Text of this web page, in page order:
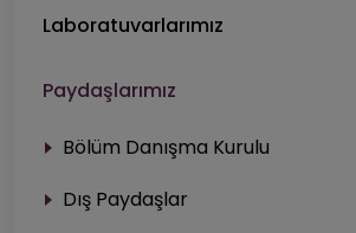
Laboratuvarlarımız
Paydaşlarımız
Bölüm Danışma Kurulu
Dış Paydaşlar